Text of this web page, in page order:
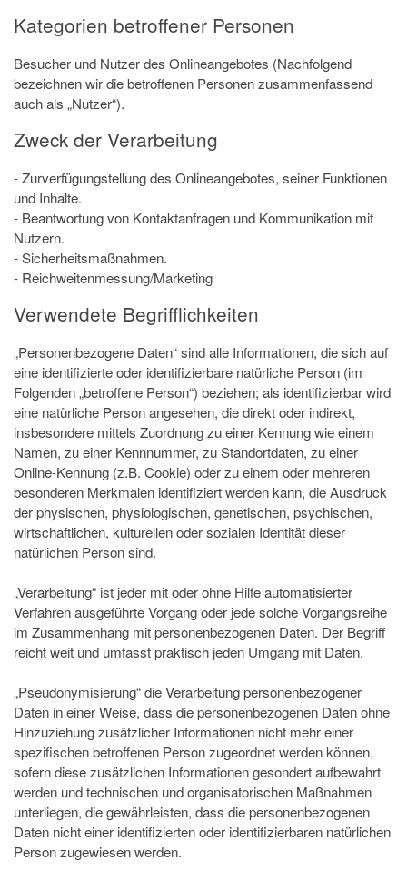
Kategorien betroffener Personen
Besucher und Nutzer des Onlineangebotes (Nachfolgend
bezeichnen wir die betroffenen Personen zusammenfassend
auch als „Nutzer“).
Zweck der Verarbeitung
- Zurverfügungstellung des Onlineangebotes, seiner Funktionen
und Inhalte.
- Beantwortung von Kontaktanfragen und Kommunikation mit
Nutzern.
- Sicherheitsmaßnahmen.
- Reichweitenmessung/Marketing
Verwendete Begrifflichkeiten
„Personenbezogene Daten“ sind alle Informationen, die sich auf
eine identifizierte oder identifizierbare natürliche Person (im
Folgenden „betroffene Person“) beziehen; als identifizierbar wird
eine natürliche Person angesehen, die direkt oder indirekt,
insbesondere mittels Zuordnung zu einer Kennung wie einem
Namen, zu einer Kennnummer, zu Standortdaten, zu einer
Online-Kennung (z.B. Cookie) oder zu einem oder mehreren
besonderen Merkmalen identifiziert werden kann, die Ausdruck
der physischen, physiologischen, genetischen, psychischen,
wirtschaftlichen, kulturellen oder sozialen Identität dieser
natürlichen Person sind.
„Verarbeitung“ ist jeder mit oder ohne Hilfe automatisierter
Verfahren ausgeführte Vorgang oder jede solche Vorgangsreihe
im Zusammenhang mit personenbezogenen Daten. Der Begriff
reicht weit und umfasst praktisch jeden Umgang mit Daten.
„Pseudonymisierung“ die Verarbeitung personenbezogener
Daten in einer Weise, dass die personenbezogenen Daten ohne
Hinzuziehung zusätzlicher Informationen nicht mehr einer
spezifischen betroffenen Person zugeordnet werden können,
sofern diese zusätzlichen Informationen gesondert aufbewahrt
werden und technischen und organisatorischen Maßnahmen
unterliegen, die gewährleisten, dass die personenbezogenen
Daten nicht einer identifizierten oder identifizierbaren natürlichen
Person zugewiesen werden.